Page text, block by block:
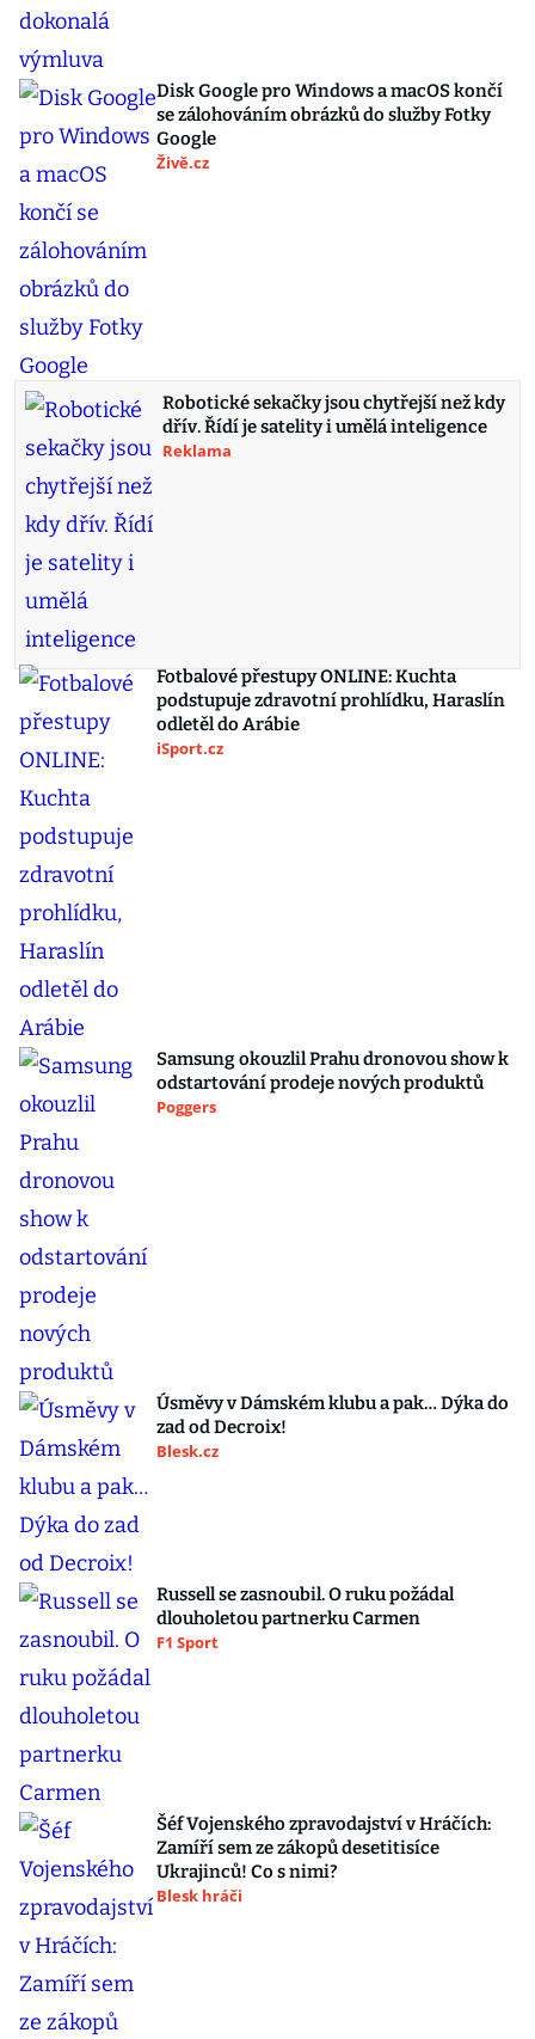
Disk Google pro Windows a macOS končí
se zálohováním obrázků do služby Fotky
Google
Živě.cz
Robotické sekačky jsou chytřejší než kdy
dřív. Řídí je satelity i umělá inteligence
Reklama
Fotbalové přestupy ONLINE: Kuchta
podstupuje zdravotní prohlídku, Haraslín
odletěl do Arábie
iSport.cz
Samsung okouzlil Prahu dronovou show k
odstartování prodeje nových produktů
Poggers
Úsměvy v Dámském klubu a pak… Dýka do
zad od Decroix!
Blesk.cz
Russell se zasnoubil. O ruku požádal
dlouholetou partnerku Carmen
F1 Sport
Šéf Vojenského zpravodajství v Hráčích:
Zamíří sem ze zákopů desetitisíce
Ukrajinců! Co s nimi?
Blesk hráči